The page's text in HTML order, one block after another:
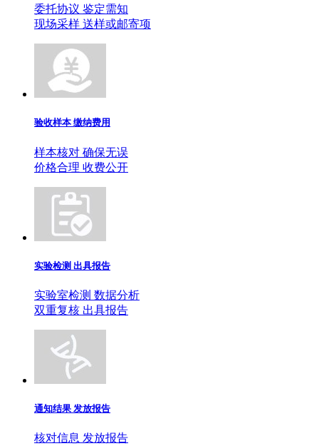
委托协议 鉴定需知
现场采样 送样或邮寄项
验收样本 缴纳费用
样本核对 确保无误
价格合理 收费公开
实验检测 出具报告
实验室检测 数据分析
双重复核 出具报告
通知结果 发放报告
核对信息 发放报告